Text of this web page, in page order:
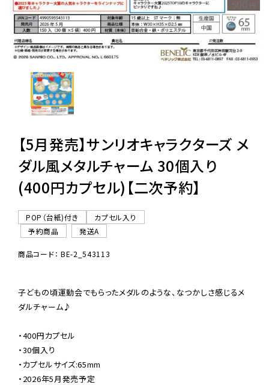
よくあるご質問
ご利用ガイド
06-6282-7659
【5月発売】サンリオキャラクターズ メ
ダル風メタルチャーム 30個入り
(400円カプセル)【二次予約】
POP（台紙)付き
カプセル入り
予約商品
発送A
商品コード： BE-2_543113
子どもの頃運動会でもらったメダルのような、なつかしさ感じるメ
ダルチャーム♪
・400円カプセル
・30個入り
・カプセルサイズ:65mm
・2026年5月発売予定